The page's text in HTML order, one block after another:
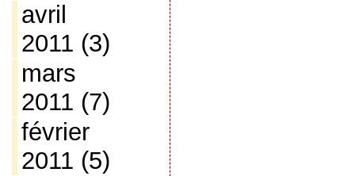
avril
2011 (3)
mars
2011 (7)
février
2011 (5)